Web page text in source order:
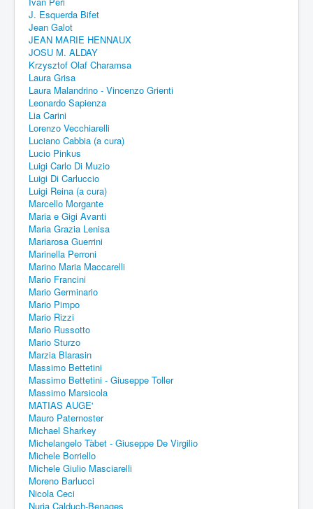
J. Esquerda Bifet
Jean Galot
JEAN MARIE HENNAUX
JOSU M. ALDAY
Krzysztof Olaf Charamsa
Laura Grisa
Laura Malandrino - Vincenzo Grienti
Leonardo Sapienza
Lia Carini
Lorenzo Vecchiarelli
Luciano Cabbia (a cura)
Lucio Pinkus
Luigi Carlo Di Muzio
Luigi Di Carluccio
Luigi Reina (a cura)
Marcello Morgante
Maria e Gigi Avanti
Maria Grazia Lenisa
Mariarosa Guerrini
Marinella Perroni
Marino Maria Maccarelli
Mario Francini
Mario Germinario
Mario Pimpo
Mario Rizzi
Mario Russotto
Mario Sturzo
Marzia Blarasin
Massimo Bettetini
Massimo Bettetini - Giuseppe Toller
Massimo Marsicola
MATIAS AUGE'
Mauro Paternoster
Michael Sharkey
Michelangelo Tàbet - Giuseppe De Virgilio
Michele Borriello
Michele Giulio Masciarelli
Moreno Barlucci
Nicola Ceci
Nuria Calduch-Benages